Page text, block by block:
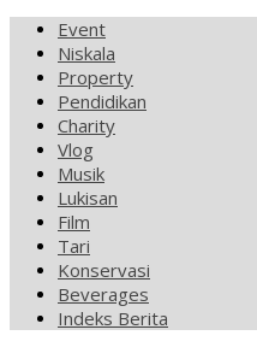
Event
Niskala
Property
Pendidikan
Charity
Vlog
Musik
Lukisan
Film
Tari
Konservasi
Beverages
Indeks Berita